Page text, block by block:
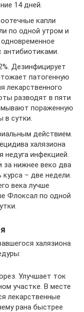
14 дней.
капли
по одной утром и
антибиотиками.
Дезинфицирует
патогенную
лекарственного
разводят в пяти
пораженную
в сутки.
действием.
халязиона
недуга инфекцией.
нижнее веко два
– две недели.
века лучше
Флоксал по одной
халязиона
Улучшает ток
участке. В месте
лекарственные
рана быстрее